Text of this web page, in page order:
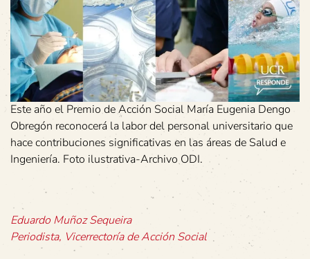
Este año el Premio de Acción Social María Eugenia Dengo
Obregón reconocerá la labor del personal universitario que
hace contribuciones significativas en las áreas de Salud e
Ingeniería. Foto ilustrativa-Archivo ODI.
Eduardo Muñoz Sequeira
Periodista, Vicerrectoría de Acción Social